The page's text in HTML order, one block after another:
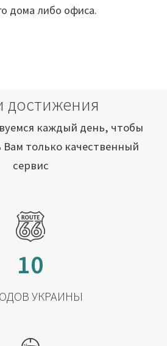
дома либо офиса.
достижения
каждый день, чтобы
Вам только качественный
сервис
10
УКРАИНЫ